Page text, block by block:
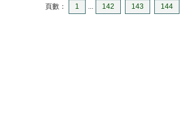
頁數： 1 ... 142 143 144